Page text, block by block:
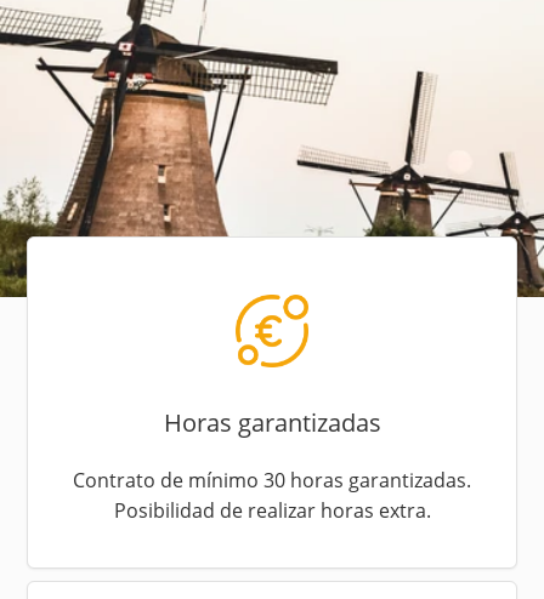
Horas garantizadas
Contrato de mínimo 30 horas garantizadas.
Posibilidad de realizar horas extra.